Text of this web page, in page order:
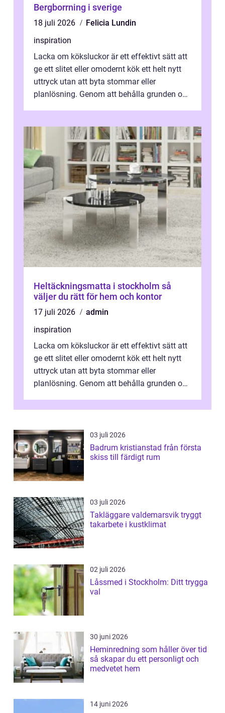
Bergborrning i sverige
18 juli 2026
Felicia Lundin
inspiration
Lacka om köksluckor är ett effektivt sätt att
ge ett slitet eller omodernt kök ett helt nytt
uttryck utan att byta stommar eller
planlösning. Genom att behålla grunden och
Heltäckningsmatta i stockholm så
väljer du rätt för hem och kontor
17 juli 2026
admin
inspiration
Lacka om köksluckor är ett effektivt sätt att
ge ett slitet eller omodernt kök ett helt nytt
uttryck utan att byta stommar eller
planlösning. Genom att behålla grunden och
03 juli 2026
Badrum kristianstad från första
skiss till färdigt rum
03 juli 2026
Takläggare valdemarsvik tryggt
takarbete i kustklimat
02 juli 2026
Låssmed i Stockholm: Ditt trygga
val
30 juni 2026
Heminredning som håller över tid
så skapar du ett personligt och
medvetet hem
14 juni 2026